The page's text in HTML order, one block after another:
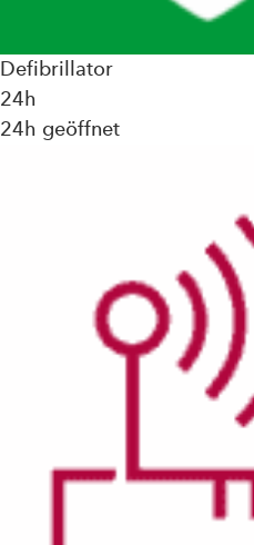
Defibrillator
24h
24h geöffnet